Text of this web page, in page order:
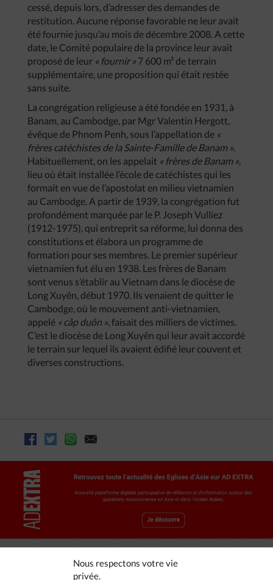
Nous respectons votre vie
privée.
cessé, depuis lors, d’adresser des demandes de
restitution. Aucune réponse favorable ne leur avait
été fournie jusqu’au mois de décembre 2008. A cette
date, le Comité populaire de la province leur avait
proposé de leur « fournir » 7 600 m² de terrain
supplémentaire, une proposition qui était restée
sans suite.
La congrégation religieuse a été fondée en 1931, à
Banam, au Cambodge, par Mgr Valentin Hergott,
évêque de Phnom Penh, sous l’appellation de «
frères catéchistes de la Sainte-Famille de Banam ».
Habituellement, on les appelait « frères de Banam »,
lieu où était installée l’école de catéchistes qui les
formait en vue de l’apostolat en milieu vietnamien
au Cambodge. A partir de 1939, la congrégation fut
profondément marquée par le P. Joseph Vulliez
(1912-1975), qui entreprit sa réforme, lui donna des
constitutions et élabora un programme de
formation pour ses membres. Le premier supérieur
vietnamien fut élu en 1938. Les frères de Banam
sont venus s’établir au Vietnam dans le diocèse de
Long Xuyên, début 1970. Ils venaient de quitter le
Cambodge, où le mouvement anti-vietnamien,
appelé « câp duôn », faisait des milliers de victimes.
C’est le diocèse de Long Xuyên qui leur avait accordé
le terrain sur lequel ils avaient édifié leur couvent et
diverses constructions.